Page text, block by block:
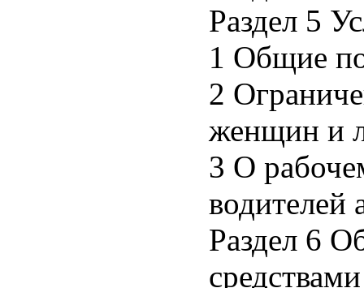
Раздел 5
1 Общие
2
женщин и
3 О
водителей
Раздел 6